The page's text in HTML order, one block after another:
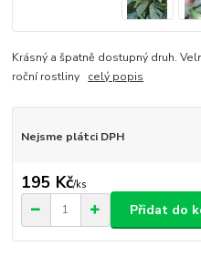
Krásný a špatně dostupný druh.
roční rostliny celý popis
Nejsme plátci DPH
195 Kč/ks
Přidat do